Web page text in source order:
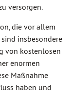
versorgen.
die vor allem
insbesondere
von kostenlosen
enormen
Maßnahme
haben und